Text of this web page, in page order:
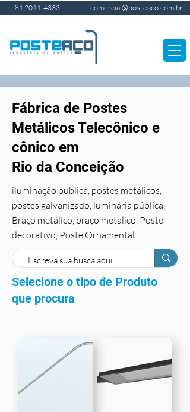
81 2011-4333 comercial@posteaco.com.br
Fábrica de Postes
Metálicos Telecônico e
cônico em
Rio da Conceição
iluminação publica, postes metálicos,
postes galvanizado, luminária pública,
Braço metálico, braço metalico, Poste
decorativo, Poste Ornamental.
Selecione o tipo de Produto
que procura